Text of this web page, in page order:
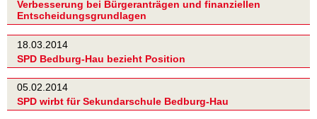
Verbesserung bei Bürgeranträgen und finanziellen
Entscheidungsgrundlagen
18.03.2014
SPD Bedburg-Hau bezieht Position
05.02.2014
SPD wirbt für Sekundarschule Bedburg-Hau